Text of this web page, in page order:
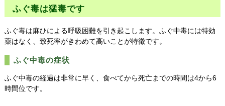
ふぐ毒は猛毒です
ふぐ毒は麻ひによる呼吸困難を引き起こします。ふぐ中毒には特効
薬はなく、致死率がきわめて高いことが特徴です。
ふぐ中毒の症状
ふぐ中毒の経過は非常に早く、食べてから死亡までの時間は4から6
時間位です。